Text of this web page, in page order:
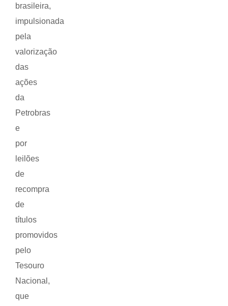
brasileira,
impulsionada
pela
valorização
das
ações
da
Petrobras
e
por
leilões
de
recompra
de
títulos
promovidos
pelo
Tesouro
Nacional,
que